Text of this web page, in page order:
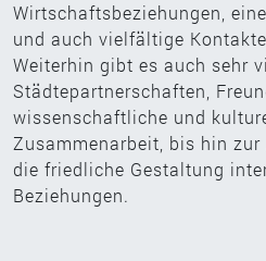
Wirtschaftsbeziehungen,
und auch vielfältige
Weiterhin gibt es auch sehr
Städtepartnerschaften,
wissenschaftliche und
Zusammenarbeit, bis hin
die friedliche Gestaltung
Beziehungen.